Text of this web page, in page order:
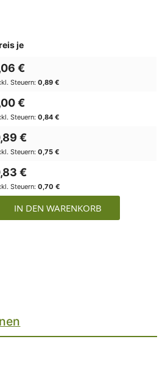
je
€
0,89 €
€
0,84 €
€
0,75 €
€
0,70 €
IN DEN WARENKORB